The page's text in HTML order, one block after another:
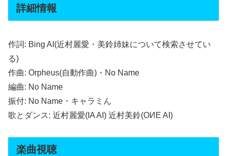
詳細情報
作詞: Bing AI(近村麗愛・美鈴姉妹について検索させてい
る)
作曲: Orpheus(自動作曲)・No Name
編曲: No Name
振付: No Name・キャラミん
歌とダンス: 近村麗愛(IA AI) 近村美鈴(OИE AI)
楽曲視聴